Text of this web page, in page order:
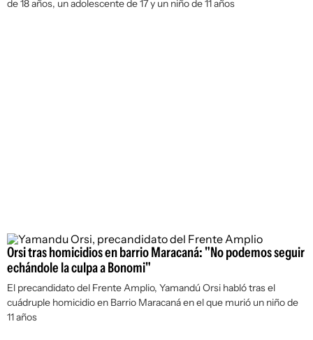
de 18 años, un adolescente de 17 y un niño de 11 años
Orsi tras homicidios en barrio Maracaná: "No podemos seguir
echándole la culpa a Bonomi"
El precandidato del Frente Amplio, Yamandú Orsi habló tras el
cuádruple homicidio en Barrio Maracaná en el que murió un niño de
11 años